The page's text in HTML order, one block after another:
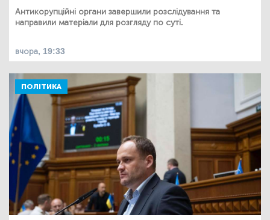
Антикорупційні органи завершили розслідування та
направили матеріали для розгляду по суті.
вчора, 19:33
ПОЛІТИКА